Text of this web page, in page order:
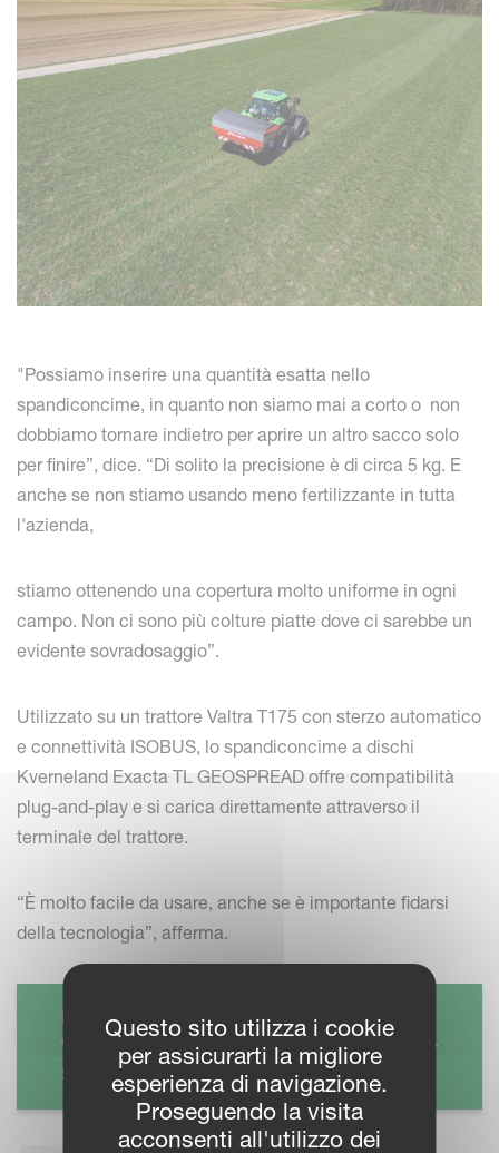
"Possiamo inserire una quantità esatta nello
spandiconcime, in quanto non siamo mai a corto o non
dobbiamo tornare indietro per aprire un altro sacco solo
per finire”, dice. “Di solito la precisione è di circa 5 kg. E
anche se non stiamo usando meno fertilizzante in tutta
l'azienda,
stiamo ottenendo una copertura molto uniforme in ogni
campo. Non ci sono più colture piatte dove ci sarebbe un
evidente sovradosaggio”.
Utilizzato su un trattore Valtra T175 con sterzo automatico
e connettività ISOBUS, lo spandiconcime a dischi
Kverneland Exacta TL GEOSPREAD offre compatibilità
plug-and-play e si carica direttamente attraverso il
terminale del trattore.
“È molto facile da usare, anche se è importante fidarsi
della tecnologia”, afferma.
KVERNELAND EXACTA TL
GEOSPREAD
Spandiconcime a disco
Questo sito utilizza i cookie
per assicurarti la migliore
esperienza di navigazione.
Proseguendo la visita
acconsenti all'utilizzo dei